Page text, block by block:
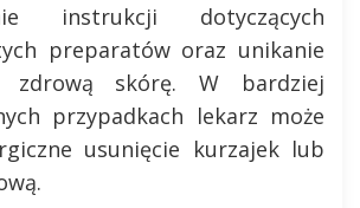
instrukcji dotyczących
preparatów oraz unikanie
zdrową skórę. W bardziej
przypadkach lekarz może
usunięcie kurzajek lub